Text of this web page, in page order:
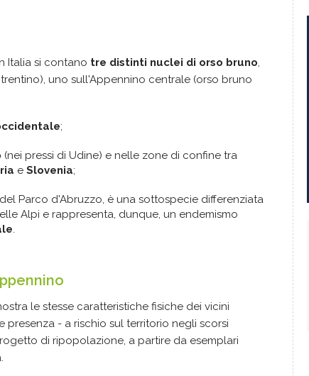
Italia si contano tre distinti nuclei di orso bruno,
uno sull'Appennino centrale (orso bruno
;
(nei pressi di Udine) e nelle zone di confine tra
e Slovenia;
Parco d'Abruzzo, è una sottospecie differenziata
Alpi e rappresenta, dunque, un endemismo
.
le stesse caratteristiche fisiche dei vicini
presenza - a rischio sul territorio negli scorsi
di ripopolazione, a partire da esemplari